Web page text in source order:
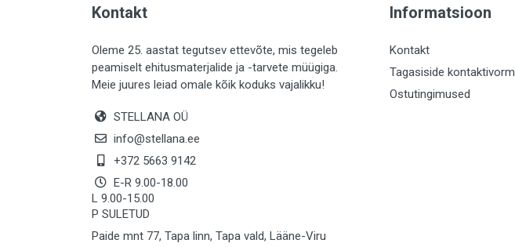
LIISTUD (183)
KIVID (31)
KATTED (133)
MAALRITARBED (1028)
SOOJUSTUS (15)
KEEMIA (222)
TÖÖRIIDED (117)
SAUN (8)
Kontakt
Oleme 25. aastat tegutsev ettevõte, mis tegeleb
peamiselt ehitusmaterjalide ja -tarvete müügiga.
Meie juures leiad omale kõik koduks vajalikku!
STELLANA OÜ
info@stellana.ee
+372 5663 9142
E-R 9.00-18.00
L 9.00-15.00
P SULETUD
Paide mnt 77, Tapa linn, Tapa vald, Lääne-Viru
Informatsioon
Kontakt
Tagasiside kontaktivorm
Ostutingimused